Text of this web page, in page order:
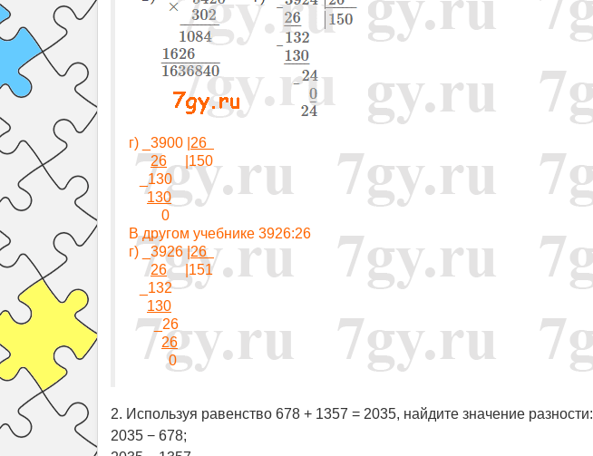
г) _3900 |26
26 |150
_130
130
0
В другом учебнике 3926:26
г) _3926 |26
26|151
_132
130
_26
26
0
2. Используя равенство 678 + 1357 = 2035, найдите значение разности:
2035 − 678;